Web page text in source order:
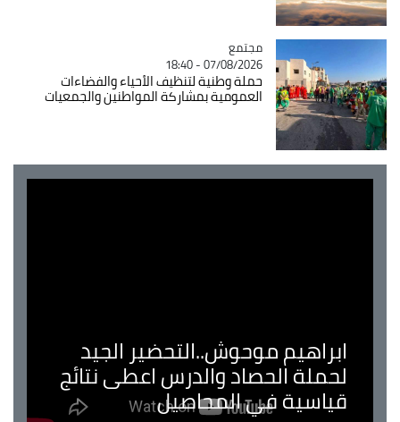
Catégorie
مجتمع
07/08/2026 - 18:40
حملة وطنية لتنظيف الأحياء والفضاءات
العمومية بمشاركة المواطنين والجمعيات
ابراهيم موحوش..التحضير الجيد
لحملة الحصاد والدرس اعطى نتائج
قياسية في المحاصيل